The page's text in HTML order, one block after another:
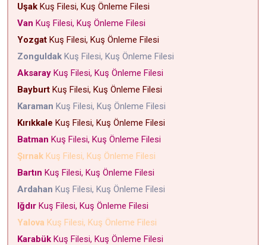
Uşak Kuş Filesi, Kuş Önleme Filesi
Van Kuş Filesi, Kuş Önleme Filesi
Yozgat Kuş Filesi, Kuş Önleme Filesi
Zonguldak Kuş Filesi, Kuş Önleme Filesi
Aksaray Kuş Filesi, Kuş Önleme Filesi
Bayburt Kuş Filesi, Kuş Önleme Filesi
Karaman Kuş Filesi, Kuş Önleme Filesi
Kırıkkale Kuş Filesi, Kuş Önleme Filesi
Batman Kuş Filesi, Kuş Önleme Filesi
Şırnak Kuş Filesi, Kuş Önleme Filesi
Bartın Kuş Filesi, Kuş Önleme Filesi
Ardahan Kuş Filesi, Kuş Önleme Filesi
Iğdır Kuş Filesi, Kuş Önleme Filesi
Yalova Kuş Filesi, Kuş Önleme Filesi
Karabük Kuş Filesi, Kuş Önleme Filesi